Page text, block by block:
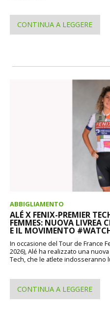
CONTINUA A LEGGERE
ABBIGLIAMENTO
ALÉ X FENIX-PREMIER
FEMMES: NUOVA LIVREA
E IL MOVIMENTO
In occasione del Tour de France
2026), Alé ha realizzato una
Tech, che le atlete indosseranno
CONTINUA A LEGGERE